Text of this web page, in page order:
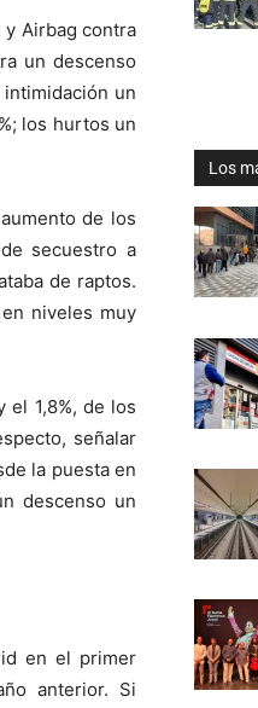
y Airbag contra
un descenso
un
los hurtos un
de los
secuestro a
de raptos.
niveles muy
el 1,8%, de los
señalar
la puesta en
descenso un
en el primer
anterior. Si
Los